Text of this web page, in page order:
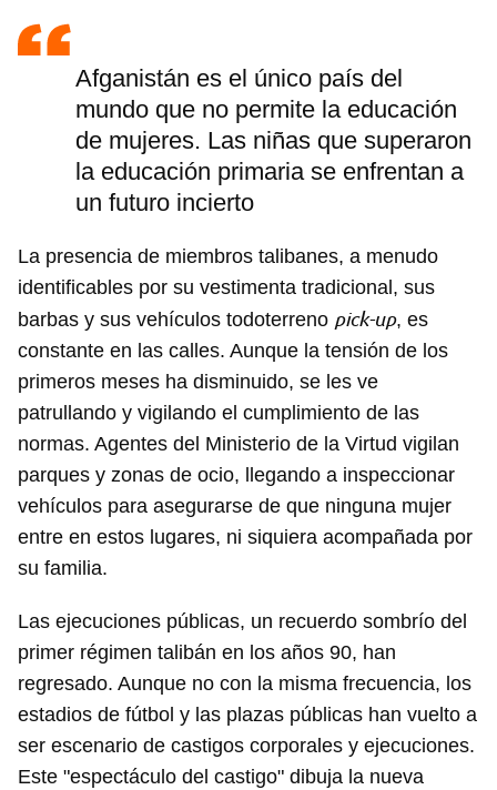
Afganistán es el único país del
mundo que no permite la educación
de mujeres. Las niñas que superaron
la educación primaria se enfrentan a
un futuro incierto
La presencia de miembros talibanes, a menudo
identificables por su vestimenta tradicional, sus
barbas y sus vehículos todoterreno pick-up, es
constante en las calles. Aunque la tensión de los
primeros meses ha disminuido, se les ve
patrullando y vigilando el cumplimiento de las
normas. Agentes del Ministerio de la Virtud vigilan
parques y zonas de ocio, llegando a inspeccionar
vehículos para asegurarse de que ninguna mujer
entre en estos lugares, ni siquiera acompañada por
su familia.
Las ejecuciones públicas, un recuerdo sombrío del
primer régimen talibán en los años 90, han
regresado. Aunque no con la misma frecuencia, los
estadios de fútbol y las plazas públicas han vuelto a
ser escenario de castigos corporales y ejecuciones.
Este "espectáculo del castigo" dibuja la nueva